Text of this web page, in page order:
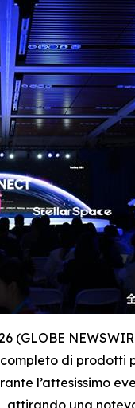
(GLOBE
di prodotti
l’attesissimo
attirando una